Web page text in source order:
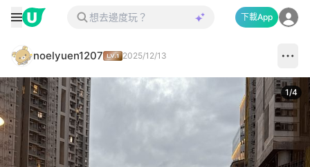
下載App
noelyuen1207 2025/12/13
1/4